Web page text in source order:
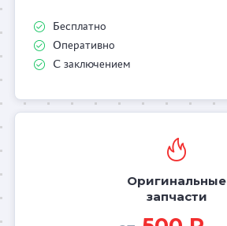
Бесплатно
Оперативно
С заключением
Оригинальные
запчасти